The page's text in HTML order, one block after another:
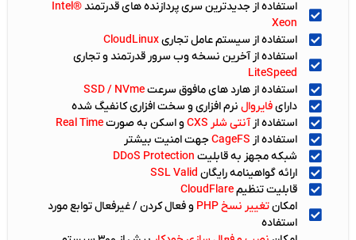
استفاده از جدیدترین سری پردازنده های قدرتمندIntel®
Xeon​
استفاده از سیستم عامل تجاریCloudLinux
استفاده از آخرین نسخه وب سرور قدرتمند و تجاری
LiteSpeed
استفاده از هارد های مافوق سرعتSSD / NVme
دارایفایروال نرم افزاری و سخت افزاری کانفیگ شده
استفاده ازآنتی شلر CXS و اسکن به صورتReal Time
استفاده از CageFSجهت امنیت بیشتر
شبکه مجهز به قابلیت DDoS Protection
ارائه گواهینامه رایگان SSL Valid
قابلیت تنظیمCloudFlare
امکانتغییر نسخ PHP
و فعال کردن / غیرفعال توابع مورد
استفاده